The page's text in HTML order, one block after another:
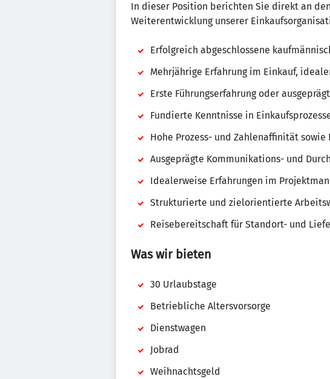
In dieser Position berichten Sie direkt an
Weiterentwicklung unserer
Erfolgreich abgeschlossene
Mehrjährige Erfahrung im Einkauf,
Erste Führungserfahrung oder
Fundierte Kenntnisse in
Hohe Prozess- und Zahlenaffinität sowie
Ausgeprägte Kommunikations- und
Idealerweise Erfahrungen im
Strukturierte und zielorientierte
Reisebereitschaft für Standort- und
Was wir bieten
30 Urlaubstage
Betriebliche Altersvorsorge
Dienstwagen
Jobrad
Weihnachtsgeld